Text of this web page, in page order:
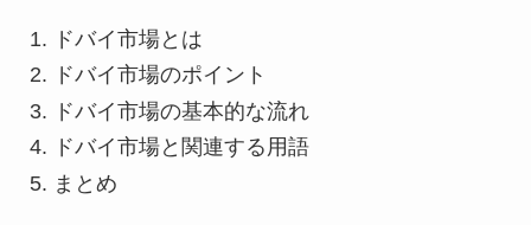
ドバイ市場とは
ドバイ市場のポイント
ドバイ市場の基本的な流れ
ドバイ市場と関連する用語
まとめ